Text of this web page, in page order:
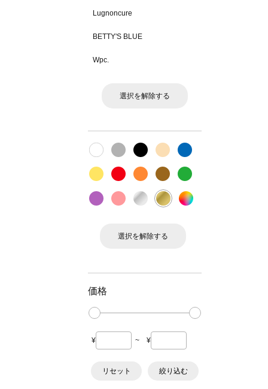
Lugnoncure
BETTY'S BLUE
Wpc.
選択を解除する
選択を解除する
価格
¥ ~ ¥
リセット 絞り込む